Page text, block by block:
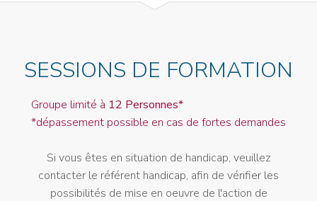
SESSIONS DE FORMATION
Groupe limité à 12 Personnes*
*dépassement possible en cas de fortes demandes
Si vous êtes en situation de handicap, veuillez
contacter le référent handicap, afin de vérifier les
possibilités de mise en oeuvre de l'action de